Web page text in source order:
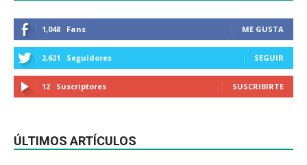
1,048 Fans ME GUSTA
2,621 Seguidores SEGUIR
12 Suscriptores SUSCRIBIRTE
ÚLTIMOS ARTÍCULOS